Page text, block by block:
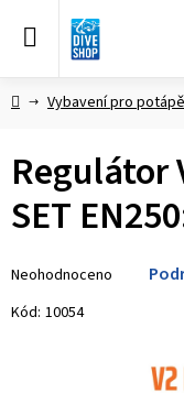
DomůVybavení pro
Regulátor
SET
hodnocení
produktu
Neohodnoceno
Kód: 10054